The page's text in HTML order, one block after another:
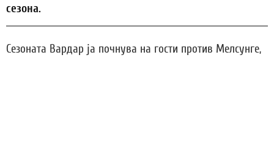
сезона.
Сезоната Вардар ја почнува на гости против Мелсунге,